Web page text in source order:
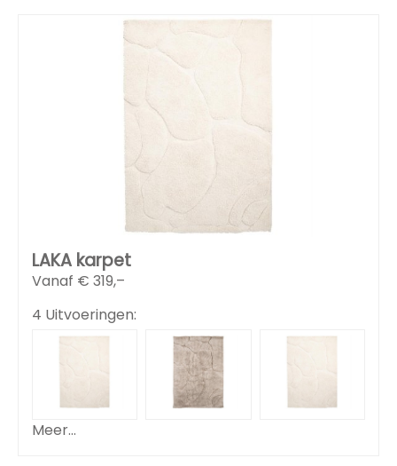
LAKA karpet
Vanaf € 319,–
4 Uitvoeringen:
Meer...